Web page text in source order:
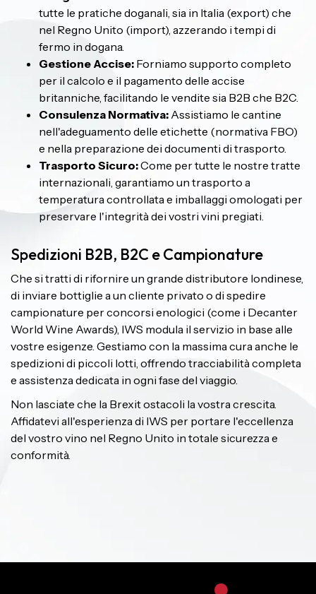
tutte le pratiche doganali, sia in Italia (export) che
nel Regno Unito (import), azzerando i tempi di
fermo in dogana.
Gestione Accise: Forniamo supporto completo
per il calcolo e il pagamento delle accise
britanniche, facilitando le vendite sia B2B che B2C.
Consulenza Normativa: Assistiamo le cantine
nell'adeguamento delle etichette (normativa FBO)
e nella preparazione dei documenti di trasporto.
Trasporto Sicuro:Come per tutte le nostre tratte
internazionali, garantiamo un trasporto a
temperatura controllata e imballaggi omologati per
preservare l'integrità dei vostri vini pregiati.
Spedizioni B2B, B2C e Campionature
Che si tratti di rifornire un grande distributore londinese,
di inviare bottiglie a un cliente privato o di spedire
campionature per concorsi enologici (come i Decanter
World Wine Awards), IWS modula il servizio in base alle
vostre esigenze. Gestiamo con la massima cura anche le
spedizioni di piccoli lotti, offrendo tracciabilità completa
e assistenza dedicata in ogni fase del viaggio.
Non lasciate che la Brexit ostacoli la vostra crescita.
Affidatevi all'esperienza di IWS per portare l'eccellenza
del vostro vino nel Regno Unito in totale sicurezza e
conformità.